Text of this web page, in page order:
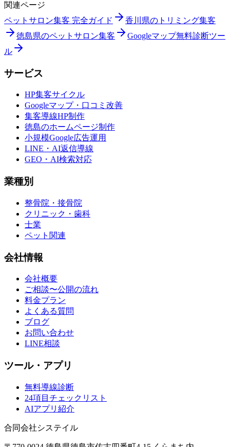
関連ページ
ペットサロン集客 完全ガイド
香川県のトリミング集客
徳島県のペットサロン集客
Googleマップ無料診断ツー
ル
サービス
HP集客サイクル
Googleマップ・口コミ改善
集客導線HP制作
徳島のホームページ制作
小規模Google広告運用
LINE・AI返信導線
GEO・AI検索対応
業種別
整骨院・接骨院
クリニック・歯科
士業
ペット関連
会社情報
会社概要
ご相談〜公開の流れ
料金プラン
よくある質問
ブログ
お問い合わせ
LINE相談
ツール・アプリ
無料導線診断
24項目チェックリスト
AIアプリ紹介
合同会社システイル